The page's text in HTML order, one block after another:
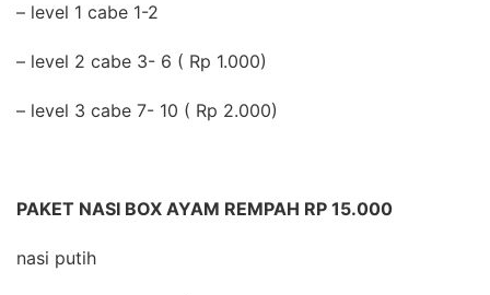
– level 1 cabe 1-2
– level 2 cabe 3- 6 ( Rp 1.000)
– level 3 cabe 7- 10 ( Rp 2.000)
PAKET NASI BOX AYAM REMPAH RP 15.000
nasi putih